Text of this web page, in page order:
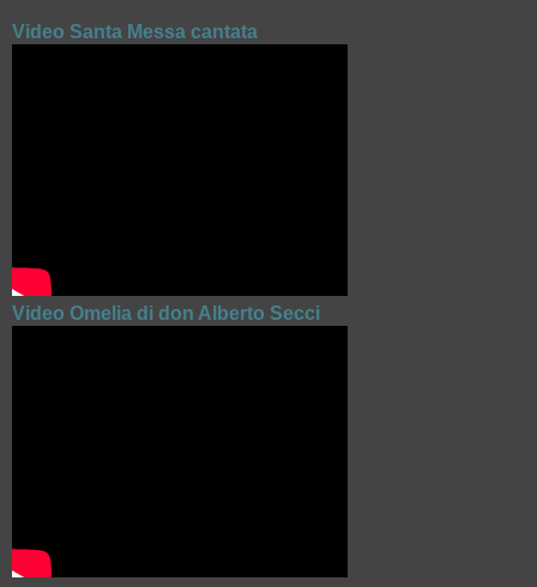
Video Santa Messa cantata
Video Omelia di don Alberto Secci